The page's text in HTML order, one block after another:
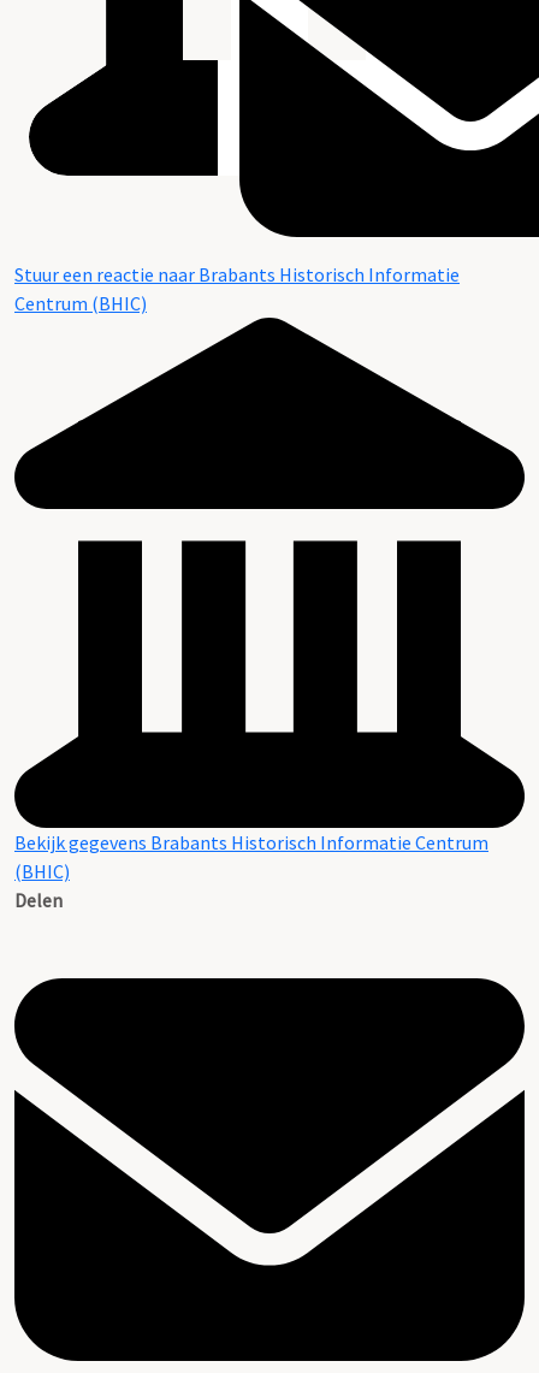
Stuur een reactie naar Brabants Historisch Informatie
Centrum (BHIC)
Bekijk gegevens Brabants Historisch Informatie Centrum
(BHIC)
Delen